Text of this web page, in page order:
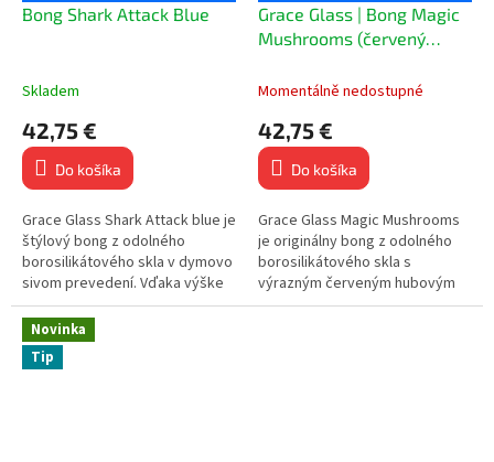
Bong Shark Attack Blue
Skladem
42,75 €
Do košíka
Grace Glass Shark Attack blue je
štýlový bong z odolného
borosilikátového skla v dymovo
sivom prevedení. Vďaka výške
27,5 cm, 18,8 mm zábrusu a
kvalitnému spracovaniu
ponúka...
Grace Glass | Bong Magic
Mushrooms (červený
Momentálně nedostupné
42,75 €
Do košíka
Grace Glass Magic Mushrooms
je originálny bong z odolného
borosilikátového skla s
výrazným červeným hubovým
náustkom. Vďaka výške 24,5 cm,
Novinka
Tip